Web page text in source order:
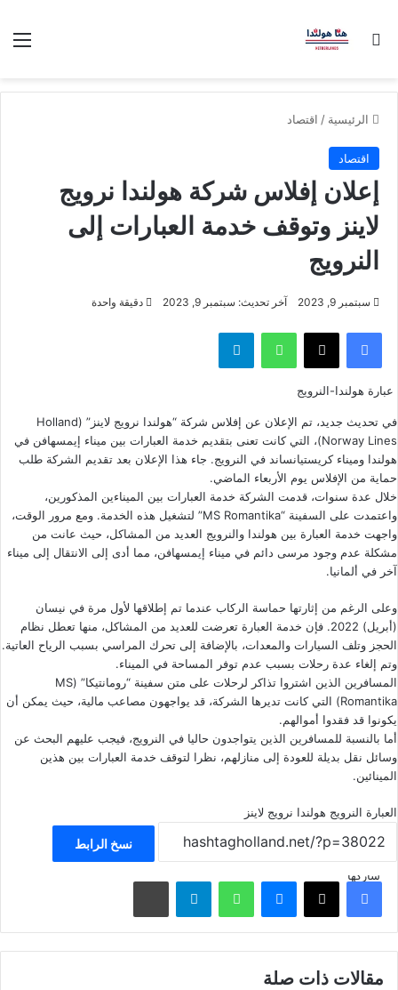
بحث عن
الرئيسية / اقتصاد
اقتصاد
إعلان إفلاس شركة هولندا نرويج
لاينز وتوقف خدمة العبارات إلى
النرويج
سبتمبر 9, 2023 آخر تحديث: سبتمبر 9, 2023 دقيقة واحدة
فيسبوك ‫X واتساب تيلقرام
عبارة هولندا-النرويج
في تحديث جديد، تم الإعلان عن إفلاس شركة “هولندا نرويج لاينز” (Holland
Norway Lines)، التي كانت تعنى بتقديم
خدمة العبارات بين ميناء إيمسهافن في
هولندا وميناء كريستيانساند في النرويج. جاء هذا الإعلان بعد تقديم الشركة طلب
حماية من الإفلاس يوم الأربعاء الماضي.
خلال عدة سنوات، قدمت الشركة خدمة العبارات بين الميناءين المذكورين،
واعتمدت على السفينة “MS Romantika” لتشغيل هذه الخدمة. ومع مرور الوقت،
واجهت خدمة العبارة بين هولندا والنرويج العديد من المشاكل، حيث عانت من
مشكلة عدم وجود مرسى دائم في ميناء إيمسهافن، مما أدى إلى الانتقال إلى ميناء
آخر في ألمانيا.
وعلى الرغم من إثارتها حماسة الركاب عندما تم إطلاقها لأول مرة في نيسان
(أبريل) 2022. فإن خدمة العبارة تعرضت للعديد من المشاكل، منها تعطل نظام
الحجز وتلف السيارات والمعدات، بالإضافة إلى تحرك المراسي بسبب الرياح العاتية.
وتم إلغاء عدة رحلات بسبب عدم توفر المساحة في الميناء.
المسافرين الذين اشتروا تذاكر لرحلات على متن سفينة “رومانتيكا” (MS
Romantika) التي كانت تديرها الشركة، قد يواجهون مصاعب مالية، حيث يمكن أن
يكونوا قد فقدوا أموالهم.
أما بالنسبة للمسافرين الذين يتواجدون حاليا في النرويج، فيجب عليهم البحث عن
وسائل نقل بديلة للعودة إلى منازلهم، نظرا لتوقف خدمة العبارات بين هذين
المينائين.
العبارة النرويج هولندا نرويج لاينز
نسخ الرابط
شاركهافيسبوك ‫X ماسنجر واتساب تيلقرام مشاركة عبر البريد
مقالات ذات صلة